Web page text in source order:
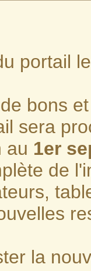
portail
bons
sera
au 1er
de
la